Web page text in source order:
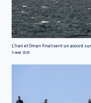
L'Iran et Oman finalisent un accord
5 août 2026